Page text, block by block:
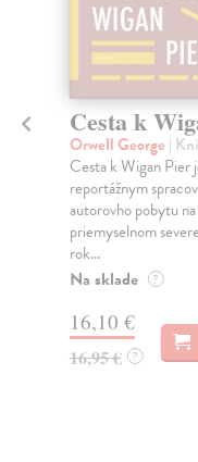
Cesta k
Orwell George |
Cesta k Wigan Pier
reportážnym
autorovho pobytu na
priemyselnom
rok...
Na sklade ?
16,10 €
16,95 € ?